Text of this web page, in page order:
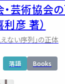
芸術協会
彦 著）
えない序列」の正体
落語 Books